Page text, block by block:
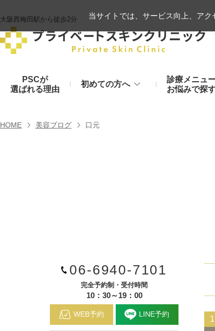
大阪西梅田駅から徒歩2分
PSCが
選ばれる理由
初めての方へ
施術の流れ
診療メニュ
お悩みで探
顔のお悩み
輪郭・小顔
切らない施術や顔に傷が残りにくい施術など
美容再
お肌の若返
ヒアルロン酸リフト
涙袋ヒアルロン酸注射
グラマラスライン形成（タレ目形成）
HOME 美容ブログ 口元
06-6940-7101
完全予約制・受付時間
10：30～19：00
WEB予約 LINE予約
当サイトでは、サービス向上、ア